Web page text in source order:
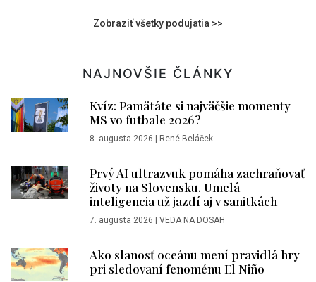
Zobraziť všetky podujatia >>
NAJNOVŠIE ČLÁNKY
Kvíz: Pamätáte si najväčšie momenty
MS vo futbale 2026?
8. augusta 2026 René Beláček
Prvý AI ultrazvuk pomáha zachraňovať
životy na Slovensku. Umelá
inteligencia už jazdí aj v sanitkách
7. augusta 2026 VEDA NA DOSAH
Ako slanosť oceánu mení pravidlá hry
pri sledovaní fenoménu El Niño